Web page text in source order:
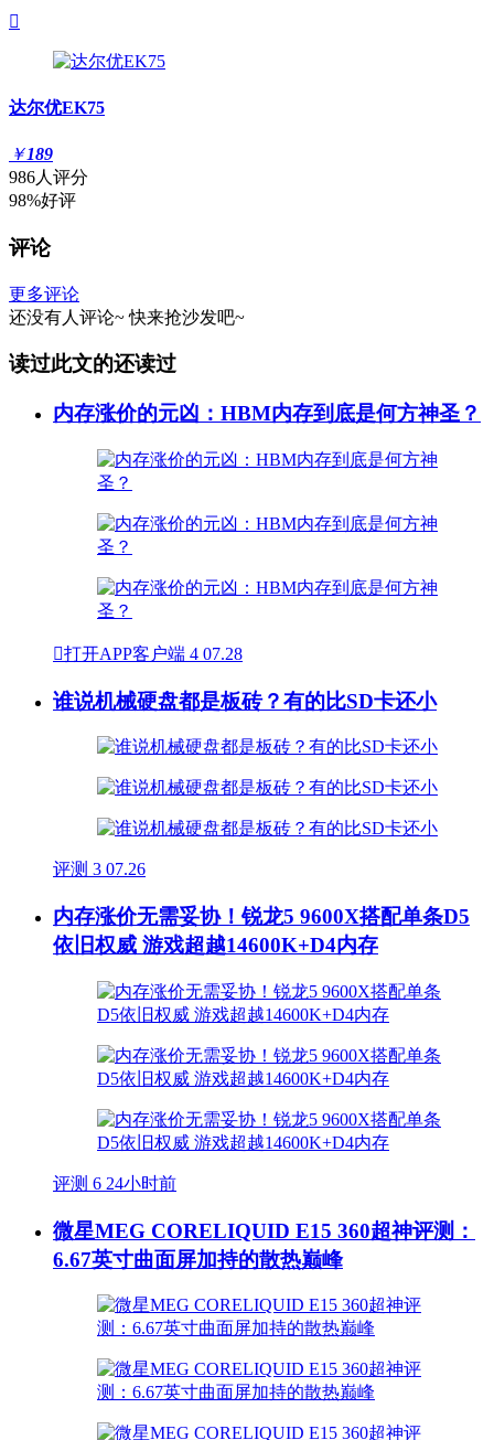

达尔优EK75
￥189
986人评分
98%好评
评论
更多评论
还没有人评论~ 快来抢沙发吧~
读过此文的还读过
内存涨价的元凶：HBM内存到底是何方神圣？
打开APP客户端 4 07.28
谁说机械硬盘都是板砖？有的比SD卡还小
评测 3 07.26
内存涨价无需妥协！锐龙5 9600X搭配单条D5
依旧权威 游戏超越14600K+D4内存
评测 6 24小时前
微星MEG CORELIQUID E15 360超神评测：
6.67英寸曲面屏加持的散热巅峰